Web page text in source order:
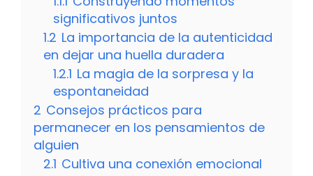
significativos juntos
1.2 La importancia de la autenticidad
en dejar una huella duradera
1.2.1 La magia de la sorpresa y la
espontaneidad
2 Consejos prácticos para
permanecer en los pensamientos de
alguien
2.1 Cultiva una conexión emocional